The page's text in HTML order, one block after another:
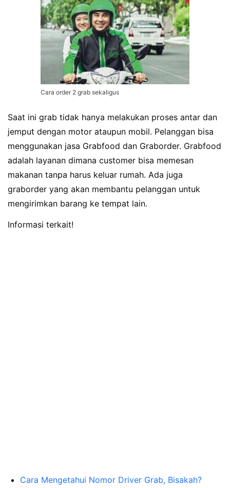
Cara order 2 grab sekaligus
Saat ini grab tidak hanya melakukan proses antar dan
jemput dengan motor ataupun mobil. Pelanggan bisa
menggunakan jasa Grabfood dan Graborder. Grabfood
adalah layanan dimana customer bisa memesan
makanan tanpa harus keluar rumah. Ada juga
graborder yang akan membantu pelanggan untuk
mengirimkan barang ke tempat lain.
Informasi terkait!
Cara Mengetahui Nomor Driver Grab, Bisakah?